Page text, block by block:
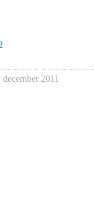
december 2011